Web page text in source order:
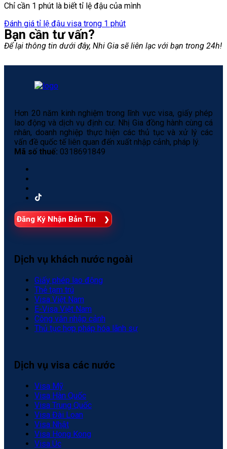
Chỉ cần 1 phút là biết tỉ lệ đậu của mình
Đánh giá tỉ lệ đậu visa trong 1 phút
Bạn cần tư vấn?
Để lại thông tin dưới đây, Nhi Gia sẽ liên lạc với bạn trong 24h!
Hơn 20 năm kinh nghiệm trong lĩnh vực visa, giấy phép
lao động và dịch vụ định cư. Nhị Gia đồng hành cùng cá
nhân, doanh nghiệp thực hiện các thủ tục và xử lý các
vấn đề quốc tế liên quan đến xuất nhập cảnh, pháp lý.
Mã số thuế: 0318691849
Đăng Ký Nhận Bản Tin
Dịch vụ khách nước ngoài
Giấy phép lao động
Thẻ tạm trú
Visa Việt Nam
E-Visa Việt Nam
Công văn nhập cảnh
Thủ tục hợp pháp hóa lãnh sự
Dịch vụ visa các nước
Visa Mỹ
Visa Hàn Quốc
Visa Trung Quốc
Visa Đài Loan
Visa Nhật
Visa Hong Kong
Visa Úc